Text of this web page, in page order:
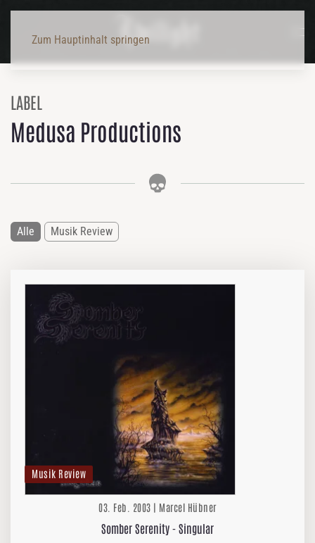
Zum Hauptinhalt springen
LABEL
Medusa Productions
Alle Musik Review
Musik Review
03. Feb. 2003 | Marcel Hübner
Somber Serenity - Singular